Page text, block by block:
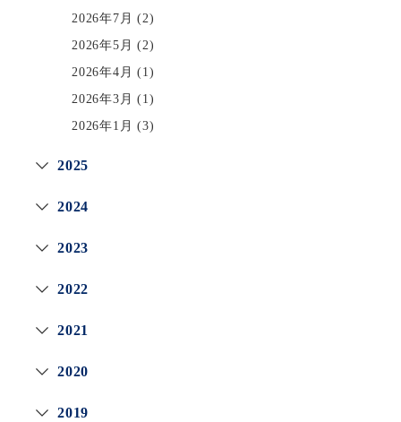
2026年7月 (2)
2026年5月 (2)
2026年4月 (1)
2026年3月 (1)
2026年1月 (3)
2025
2024
2023
2022
2021
2020
2019